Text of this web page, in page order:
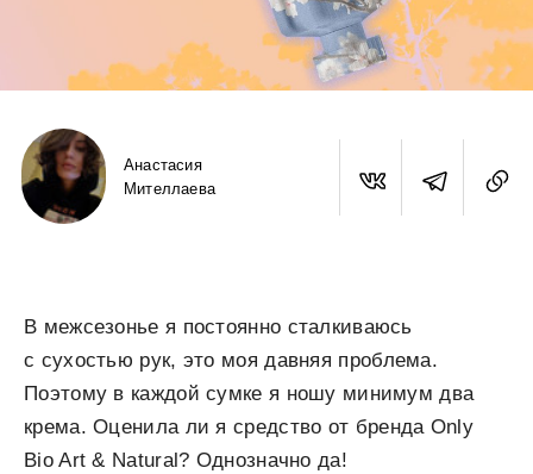
Анастасия
Мителлаева
В межсезонье я постоянно сталкиваюсь
с сухостью рук, это моя давняя проблема.
Поэтому в каждой сумке я ношу минимум два
крема. Оценила ли я средство от бренда Only
Bio Art & Natural? Однозначно да!